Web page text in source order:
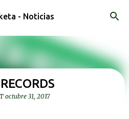
principal
- Noticias
octubre 31, 2017